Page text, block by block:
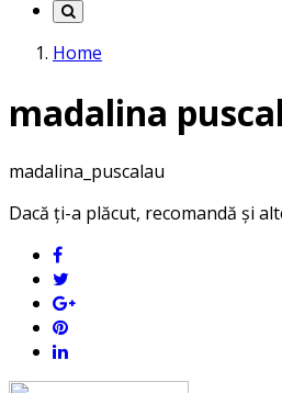
Home
madalina
madalina_puscalau
Dacă ți-a plăcut, recomandă și